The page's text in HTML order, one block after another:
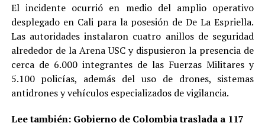
El incidente ocurrió en medio del amplio operativo
desplegado en Cali para la posesión de De La Espriella.
Las autoridades instalaron cuatro anillos de seguridad
alrededor de la Arena USC y dispusieron la presencia de
cerca de 6.000 integrantes de las Fuerzas Militares y
5.100 policías, además del uso de drones, sistemas
antidrones y vehículos especializados de vigilancia.
Lee también: Gobierno de Colombia traslada a 117